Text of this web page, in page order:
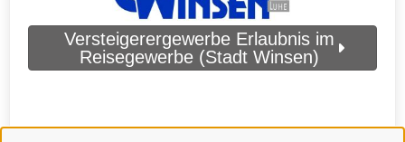
Versteigerergewerbe Erlaubnis im
Reisegewerbe (Stadt Winsen)